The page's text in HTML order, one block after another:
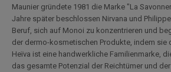
Maunier gründete 1981 die Marke "La
Jahre später beschlossen Nirvana und
Beruf, sich auf Monoi zu konzentrieren und
der dermo-kosmetischen Produkte, indem sie
Heïva ist eine handwerkliche Familienmarke,
das gesamte Potenzial der Reichtümer und